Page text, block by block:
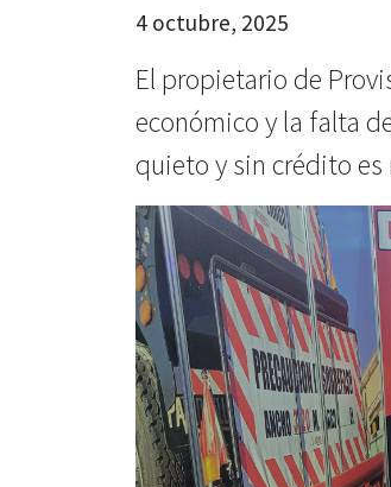
4 octubre, 2025
El propietario de
económico y la falta
quieto y sin crédito